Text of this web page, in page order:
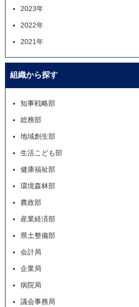
2023年
2022年
2021年
組織から探す
知事戦略部
総務部
地域創生部
生活こども部
健康福祉部
環境森林部
農政部
産業経済部
県土整備部
会計局
企業局
病院局
議会事務局